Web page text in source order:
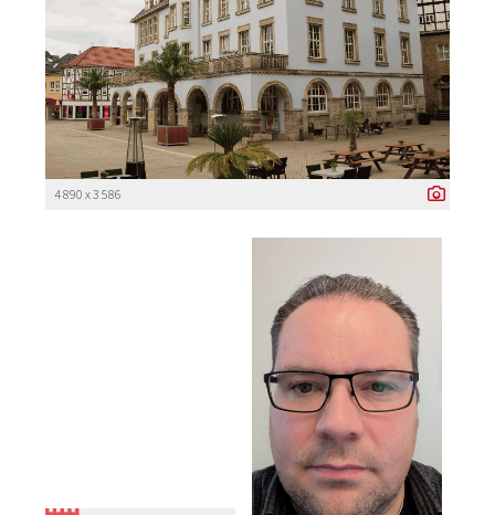
4 890 x 3 586